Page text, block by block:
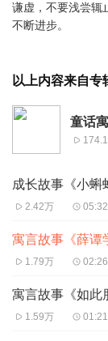
谦虚，不要浅尝辄
不断进步。
以上内容来自专
童话
成长故事《小蝌
2.42万 05:32
寓言故事《薛谭
1.79万 02:26
寓言故事《如此
1.59万 01:21